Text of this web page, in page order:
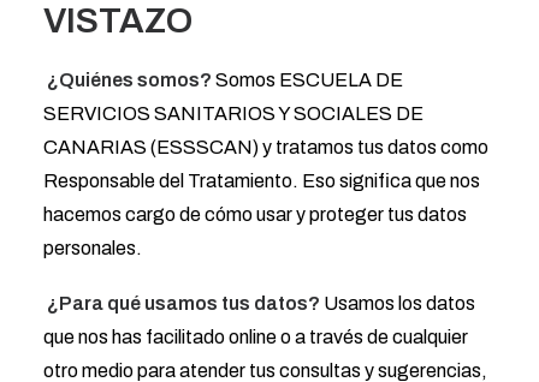
VISTAZO
¿Quiénes somos? Somos ESCUELA DE
SERVICIOS SANITARIOS Y SOCIALES DE
CANARIAS (ESSSCAN) y tratamos tus datos como
Responsable del Tratamiento. Eso significa que nos
hacemos cargo de cómo usar y proteger tus datos
personales.
¿Para qué usamos tus datos? Usamos los datos
que nos has facilitado online o a través de cualquier
otro medio para atender tus consultas y sugerencias,